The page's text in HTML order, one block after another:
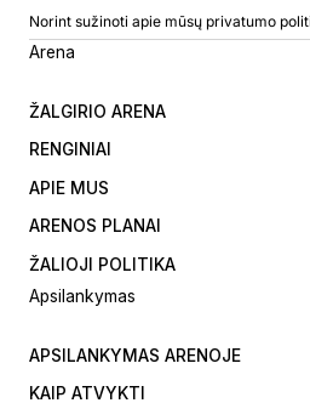
Norint sužinoti apie mūsų privatumo
Arena
ŽALGIRIO ARENA
RENGINIAI
APIE MUS
ARENOS PLANAI
ŽALIOJI POLITIKA
Apsilankymas
APSILANKYMAS ARENOJE
KAIP ATVYKTI